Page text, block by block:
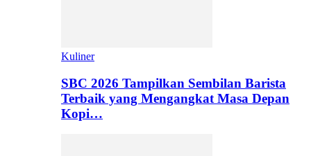
Kuliner
SBC 2026 Tampilkan Sembilan Barista
Terbaik yang Mengangkat Masa Depan
Kopi…